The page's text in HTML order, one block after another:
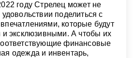
году Стрелец может не
поделиться с
которые будут
и эксклюзивными. А чтобы их
финансовые
одежда и инвентарь,